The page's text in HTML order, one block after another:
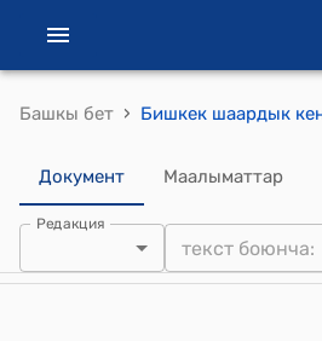
Башкы бет ›
Документ Маалыматтар
Редакция